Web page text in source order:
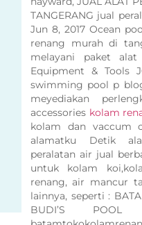
TANGERANG jual
Jun 8, 2017 Ocean
renang murah di
melayani paket
Equipment & Tools
swimming pool p
meyediakan
accessories kolam
kolam dan vaccum
alamatku Detik
peralatan air jual
untuk kolam
renang, air mancur
lainnya, seperti :
BUDI’S